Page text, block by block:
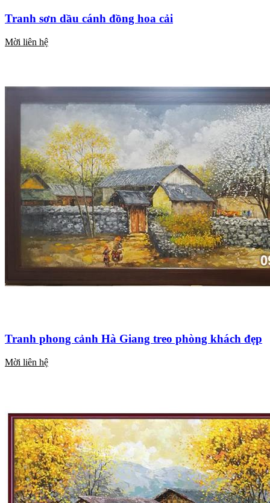
Tranh sơn dầu cánh đồng hoa cải
Mời liên hệ
Tranh phong cảnh Hà Giang treo phòng khách đẹp
Mời liên hệ